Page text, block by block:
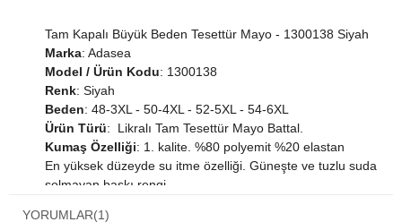
Tam Kapalı Büyük Beden Tesettür Mayo - 1300138 Siyah
Marka: Adasea
Model / Ürün Kodu: 1300138
Renk: Siyah
Beden: 48-3XL - 50-4XL - 52-5XL - 54-6XL
Ürün Türü: Likralı Tam Tesettür Mayo Battal.
Kumaş Özelliği: 1. kalite. %80 polyemit %20 elastan
En yüksek düzeyde su itme özelliği. Güneşte ve tuzlu suda
solmayan baskı rengi.
YORUMLAR(1)